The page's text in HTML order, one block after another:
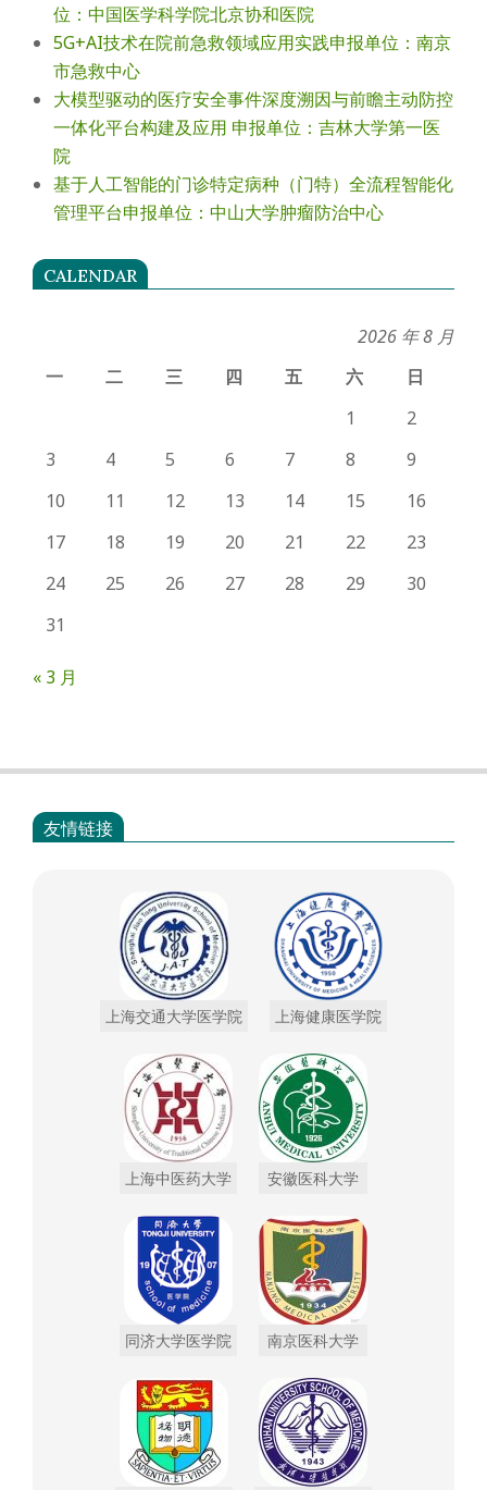
位：中国医学科学院北京协和医院
5G+AI技术在院前急救领域应用实践申报单位：南京
市急救中心
大模型驱动的医疗安全事件深度溯因与前瞻主动防控
一体化平台构建及应用 申报单位：吉林大学第一医
院
基于人工智能的门诊特定病种（门特）全流程智能化
管理平台申报单位：中山大学肿瘤防治中心
CALENDAR
2026 年 8 月
一
二 三 四 五 六
日
1
2
3
4 5 6 7 8
9
10
11 12 13 14 15
16
17
18 19 20 21 22
23
24
25 26 27 28 29
30
31
« 3 月
友情链接
上海交通大学医学院 上海健康医学院
上海中医药大学 安徽医科大学
同济大学医学院 南京医科大学